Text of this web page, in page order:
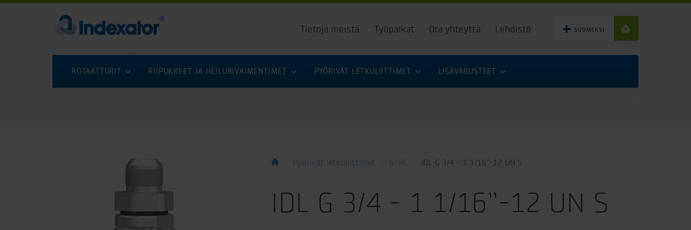
SUOMEKSI
Tietoja meistä Työpaikat Ota yhteyttä Lehdistö
ROTAATTORIT RIIPUKKEET JA HEILURIVAIMENTIMET PYÖRIVÄT LETKULIITTIMET LISÄVARUSTEET
Pyörivät letkuliittimet G-JIC IDL G 3/4 - 1 1/16”-12 UN S
IDL G 3/4 - 1 1/16”-12 UN S